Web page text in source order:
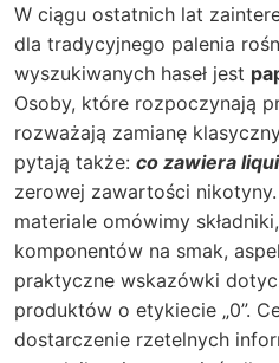
W ciągu ostatnich lat
dla tradycyjnego palenia
wyszukiwanych haseł jest
Osoby, które rozpoczynają
rozważają zamianę
pytają także: co zawiera
zerowej zawartości
materiale omówimy
komponentów na smak,
praktyczne wskazówki
produktów o etykiecie „0”.
dostarczenie rzetelnych